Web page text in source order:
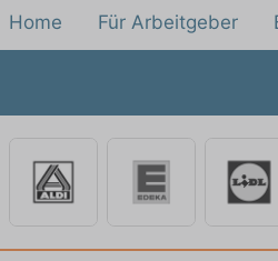
Home Für Arbeitgeber